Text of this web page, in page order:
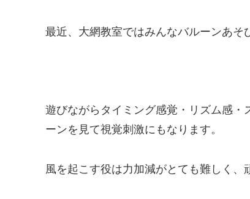
最近、大網教室ではみんなバルーンあ
遊びながらタイミング感覚・リズム感
ーンを見て視覚刺激にもなります。
風を起こす役は力加減がとても難しく、